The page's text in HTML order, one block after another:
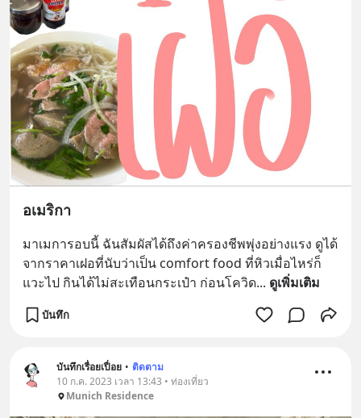
อเมริกา
มาเมการอบนี้ ฉันสัมผัสได้ถึงค่าครองชีพพุ่งอย่างแรง ดูได้
จากราคาเฝอที่นับว่าเป็น comfort food ที่หิวเมื่อไหร่ก็
แวะไป กินได้ไม่สะเทือนกระเป๋า ก่อนโควิด... ดูเพิ่มเติม
บันทึก
บันทึกเรื่อยเปื่อย • ติดตาม
10 ก.ค. 2023 เวลา 13:43 • ท่องเที่ยว
Munich Residence